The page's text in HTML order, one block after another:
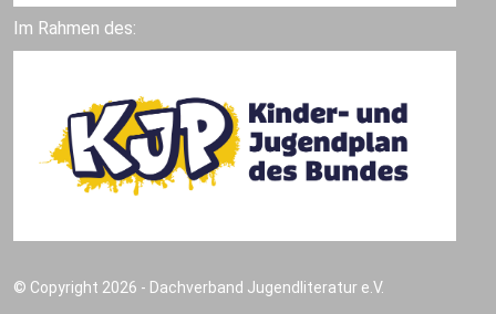
Im Rahmen des:
© Copyright 2026 - Dachverband Jugendliteratur e.V.